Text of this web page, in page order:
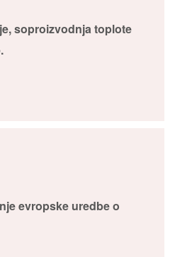
soproizvodnja toplote
evropske uredbe o